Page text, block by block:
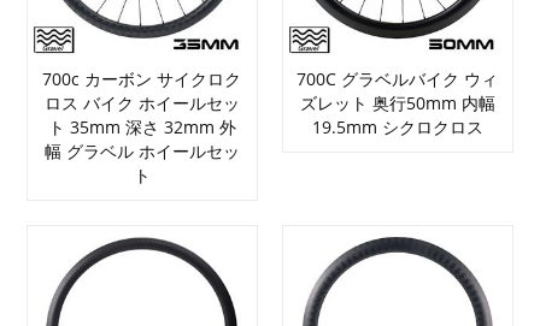
700c カーボン サイクロク
ロス バイク ホイールセッ
ト 35mm 深さ 32mm 外
幅 グラベル ホイールセッ
ト
700C グラベルバイク ウィ
ズレット 奥行50mm 内幅
19.5mm シクロクロス